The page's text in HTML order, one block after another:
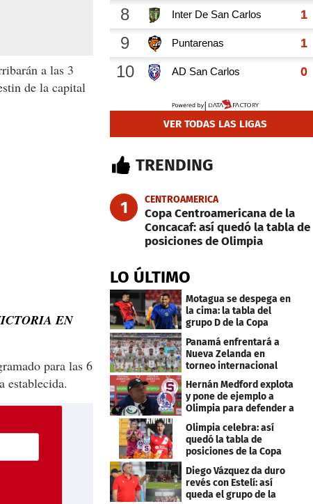
a las 3
de la capital
EN
para las 6
establecida.
VER TODAS LAS LIGAS
TRENDING
1 CENTROAMERICA
Copa Centroamericana de la
Concacaf: así quedó la tabla de
posiciones de Olimpia
LO ÚLTIMO
Motagua se despega en
la cima: la tabla del
grupo D de la Copa
Centroamericana
Panamá enfrentará a
Nueva Zelanda en
torneo internacional
durante Fecha FIFA
Hernán Medford explota
y pone de ejemplo a
Olimpia para defender a
Saprissa
Olimpia celebra: así
quedó la tabla de
posiciones de la Copa
Centroamericana
Diego Vázquez da duro
revés con Estelí: así
queda el grupo de la